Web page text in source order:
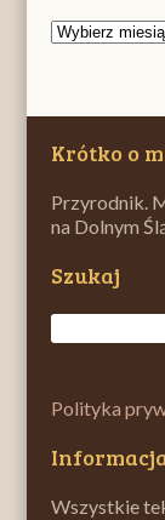
Archiwum
Krótko o
Przyrodnik.
na Dolnym
Szukaj
Polityka
Wszystkie